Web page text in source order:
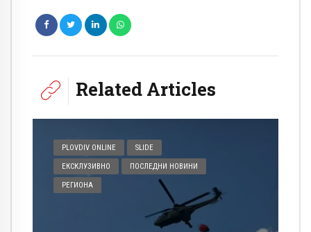
Related Articles
PLOVDIV ONLINE SLIDE
ЕКСКЛУЗИВНО ПОСЛЕДНИ НОВИНИ
РЕГИОНА